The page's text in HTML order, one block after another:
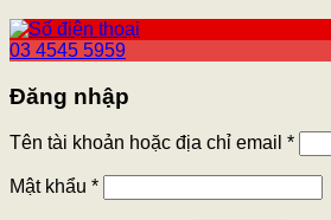
03 4545 5959
Đăng nhập
Tên tài khoản hoặc địa chỉ email *
Mật khẩu *